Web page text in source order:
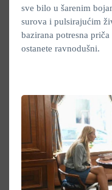
sve bilo u šarenim
surova i pulsirajućim
bazirana potresna
ostanete ravnodušni.